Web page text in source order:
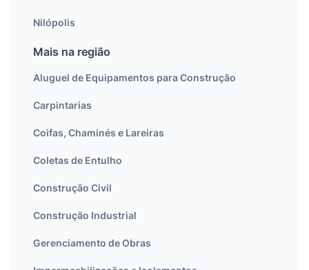
Nilópolis
Mais na região
Aluguel de Equipamentos para Construção
Carpintarias
Coifas, Chaminés e Lareiras
Coletas de Entulho
Construção Civil
Construção Industrial
Gerenciamento de Obras